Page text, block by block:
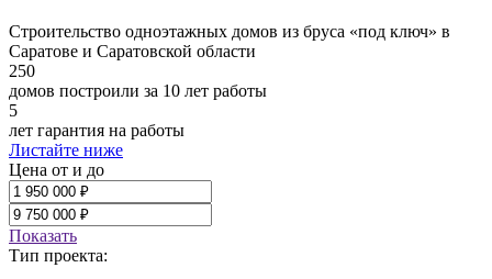
Строительство одноэтажных домов из бруса «под ключ» в
Саратове и Саратовской области
250
домов построили за 10 лет работы
5
лет гарантия на работы
Листайте ниже
Цена от и до
Показать
Тип проекта: